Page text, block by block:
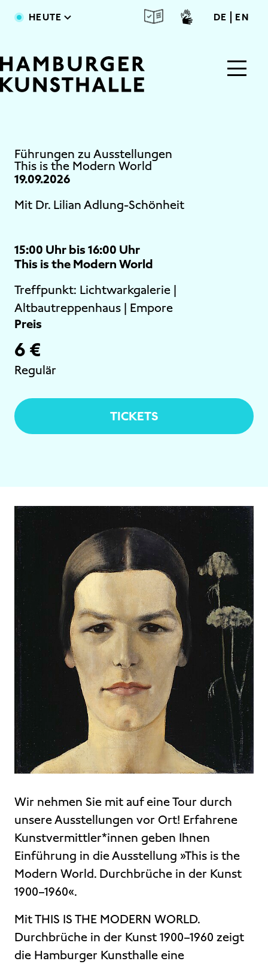
Direkt zum Inhalt
HEUTE DE deutsch
EN
Führungen zu Ausstellungen
This is the Modern World
19.09.2026
Mit Dr. Lilian Adlung-Schönheit
15:00 Uhr bis 16:00 Uhr
This is the Modern World
Treffpunkt: Lichtwarkgalerie |
Altbautreppenhaus | Empore
Preis
6 €
Regulär
TICKETS
Wir nehmen Sie mit auf eine Tour durch
unsere Ausstellungen vor Ort! Erfahrene
Kunstvermittler*innen geben Ihnen
Einführung in die Ausstellung »This is the
Modern World. Durchbrüche in der Kunst
1900–1960«.
Mit THIS IS THE MODERN WORLD.
Durchbrüche in der Kunst 1900–1960 zeigt
die Hamburger Kunsthalle eine